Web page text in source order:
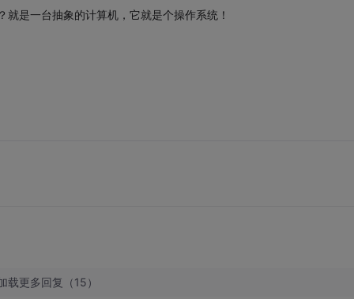
是一台抽象的计算机，它就是个操作系统！
载更多回复（15）